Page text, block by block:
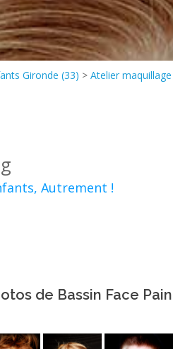
Gironde (33) > Atelier
Autrement !
de Bassin Face